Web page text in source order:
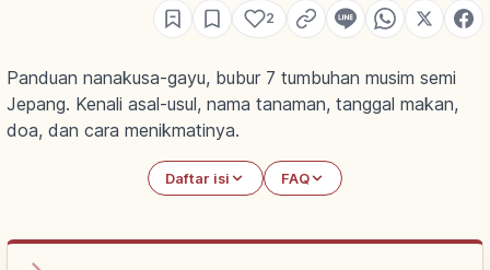
2
Panduan nanakusa-gayu, bubur 7 tumbuhan musim semi
Jepang. Kenali asal-usul, nama tanaman, tanggal makan,
doa, dan cara menikmatinya.
Daftar isi FAQ